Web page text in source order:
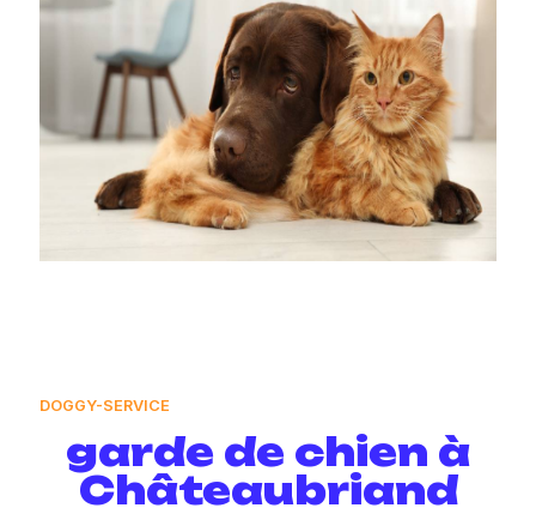
DOGGY-SERVICE
garde de chien à
Châteaubriand